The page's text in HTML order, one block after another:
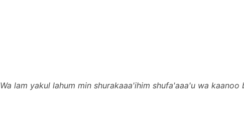
Wa lam yakul lahum min shurakaaa'ihim shufa'aaa'u wa